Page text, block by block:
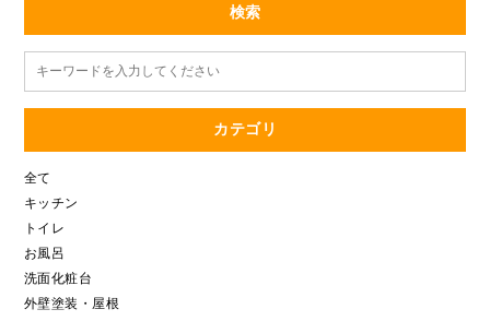
検索
カテゴリ
全て
キッチン
トイレ
お風呂
洗面化粧台
外壁塗装・屋根